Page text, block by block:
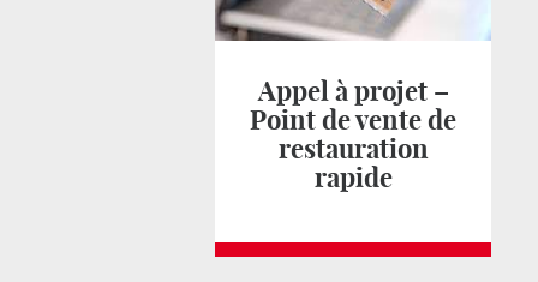
Appel à projet –
Point de vente de
restauration
rapide